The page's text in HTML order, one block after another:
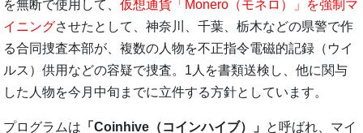
を無断で使用して、仮想通貨「Monero（モネロ）」を強制マ
イニングさせたとして、神奈川、千葉、栃木などの県警で作
る合同捜査本部が、複数の人物を不正指令電磁的記録（ウイ
ルス）供用などの容疑で捜査。1人を書類送検し、他に関与
した人物を今月中旬までに立件する方針としています。
プログラムは 「Coinhive（コインハイブ）」 と呼ばれ、マイ